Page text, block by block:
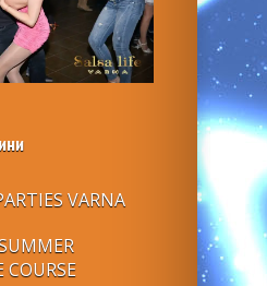
VARNA
COURSE